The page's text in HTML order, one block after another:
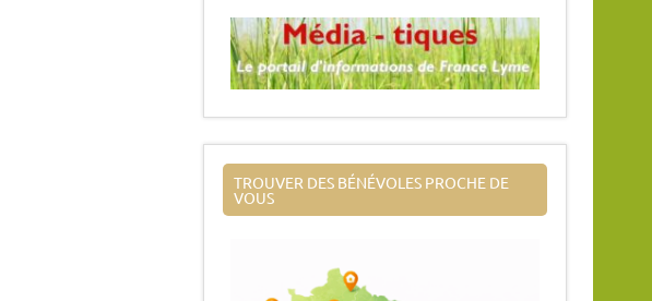
TROUVER DES BÉNÉVOLES PROCHE DE
VOUS